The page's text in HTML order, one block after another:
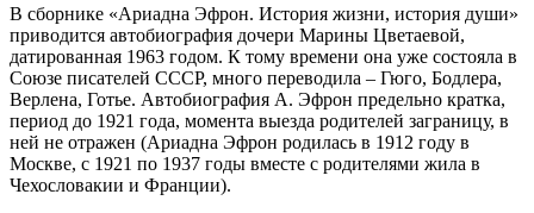
В сборнике «Ариадна Эфрон. История жизни, история души»
приводится автобиография дочери Марины Цветаевой,
датированная 1963 годом. К тому времени она уже состояла в
Союзе писателей СССР, много переводила – Гюго, Бодлера,
Верлена, Готье. Автобиография А. Эфрон предельно кратка,
период до 1921 года, момента выезда родителей заграницу, в
ней не отражен (Ариадна Эфрон родилась в 1912 году в
Москве, с 1921 по 1937 годы вместе с родителями жила в
Чехословакии и Франции).